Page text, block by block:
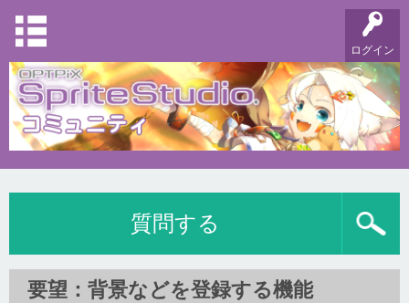
ログイン
質問する
要望：背景などを登録する機能